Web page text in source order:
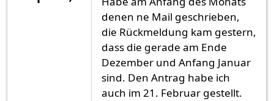
denen ne Mail geschrieben,
die Rückmeldung kam gestern,
dass die gerade am Ende
Dezember und Anfang Januar
sind. Den Antrag habe ich
auch im 21. Februar gestellt.